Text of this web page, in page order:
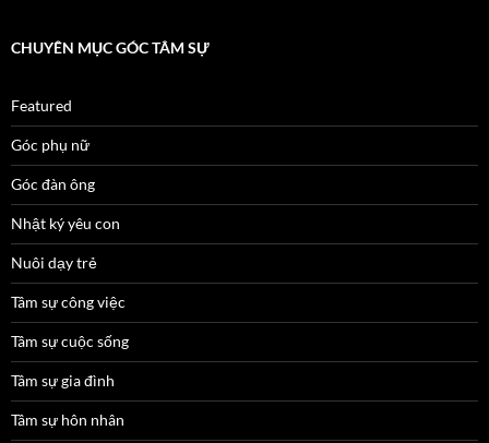
CHUYÊN MỤC GÓC TÂM SỰ
Featured
Góc phụ nữ
Góc đàn ông
Nhật ký yêu con
Nuôi dạy trẻ
Tâm sự công việc
Tâm sự cuộc sống
Tâm sự gia đình
Tâm sự hôn nhân